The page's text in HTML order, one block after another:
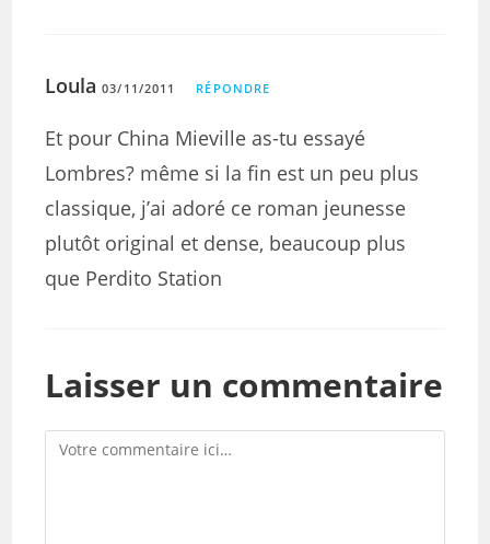
Loula 03/11/2011 RÉPONDRE
Et pour China Mieville as-tu essayé
Lombres? même si la fin est un peu plus
classique, j’ai adoré ce roman jeunesse
plutôt original et dense, beaucoup plus
que Perdito Station
Laisser un commentaire